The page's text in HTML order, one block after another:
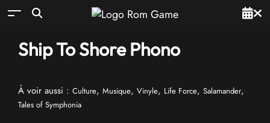
Ship To Shore Phono
À voir aussi : Culture, Musique, Vinyle, Life Force, Salamander,
Tales of Symphonia